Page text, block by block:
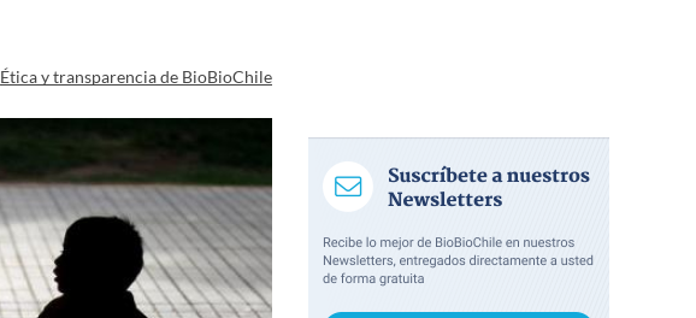
Ética y transparencia de BioBioChile